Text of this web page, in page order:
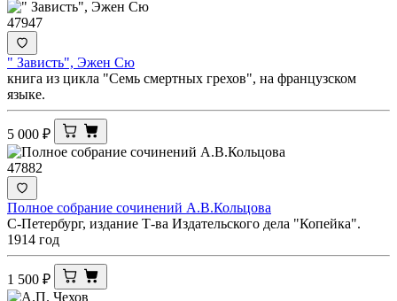
47947
" Зависть", Эжен Сю
книга из цикла "Семь смертных грехов", на французском
языке.
5 000 ₽
47882
Полное собрание сочинений А.В.Кольцова
С-Петербург, издание Т-ва Издательского дела "Копейка".
1914 год
1 500 ₽